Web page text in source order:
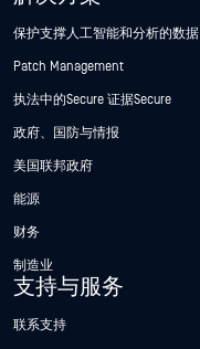
保护支撑人工智能和分析的数据
Patch Management
执法中的Secure 证据Secure
政府、国防与情报
美国联邦政府
能源
财务
制造业
支持与服务
联系支持